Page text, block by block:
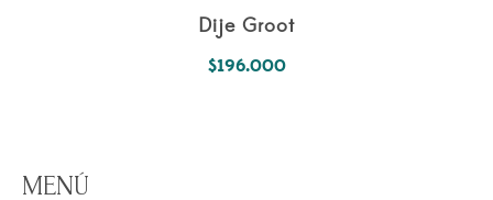
Dije Groot
$196.000
MENÚ